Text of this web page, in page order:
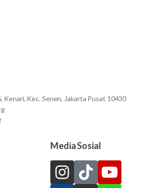
Kenari, Kec. Senen, Jakarta Pusat 10430
Media Sosial